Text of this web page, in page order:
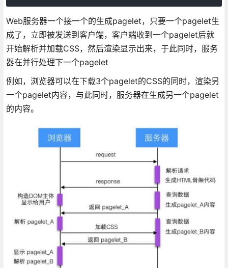
Web服务器一个接一个的生成pagelet，只要一个pagelet生
成了，立即被发送到客户端，客户端收到一个pagelet后就
开始解析并加载CSS，然后渲染显示出来，于此同时，服务
器在并行处理下一个pagelet
例如，浏览器可以在下载3个pagelet的CSS的同时，渲染另
一个pagelet内容，与此同时，服务器在生成另一个pagelet
的内容。